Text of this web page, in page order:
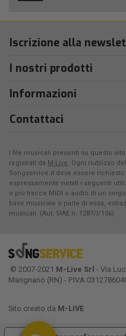
Iscrizione alla
I nostri prodotti
Informazioni
Contattaci
I file musicali presenti su questo
registrati da M-Live. Ogni riutilizzo
Songservice.it deve essere richiesto
espressamente vietati i seguenti
o più tracce MIDI o audio di un
base musicale o parte di essa,
musicali. (Aut. SIAE n. 1287/I/106)
© 2007-2021 M-Live Srl - Via
Marignano (RN) - P.IVA
Sito creato da M-LIVE